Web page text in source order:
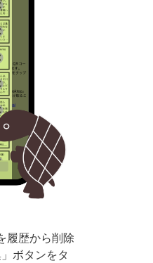
履歴から削除
ボタンをタ